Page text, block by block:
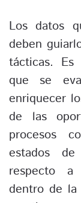
Los datos
deben
tácticas. Es
que se
enriquecer
de las
procesos
estados
respecto a
dentro de la